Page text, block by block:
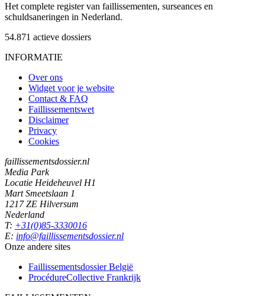
Het complete register van faillissementen, surseances en
schuldsaneringen in Nederland.
54.871 actieve dossiers
INFORMATIE
Over ons
Widget voor je website
Contact & FAQ
Faillissementswet
Disclaimer
Privacy
Cookies
faillissementsdossier.nl
Media Park
Locatie Heideheuvel H1
Mart Smeetslaan 1
1217 ZE Hilversum
Nederland
T: +31(0)85-3330016
E: info@faillissementsdossier.nl
Onze andere sites
Faillissementsdossier België
ProcédureCollective Frankrijk